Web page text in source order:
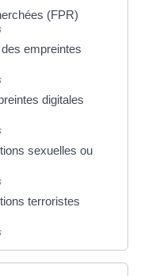
(FPR)
empreintes
digitales
sexuelles ou
terroristes